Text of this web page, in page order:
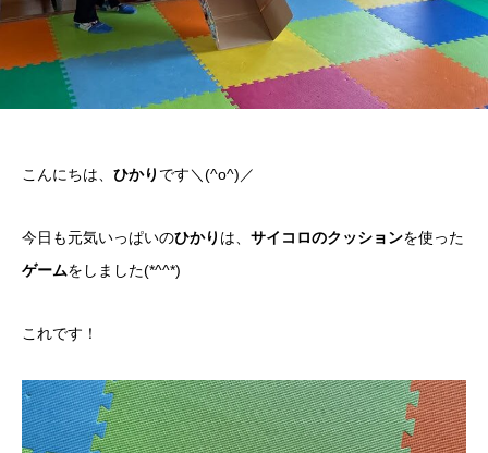
こんにちは、 ひかり です＼(^o^)／
今日も元気いっぱいのひかり は、 サイコロのクッションを使った
ゲームをしました(*^^*)
これです！